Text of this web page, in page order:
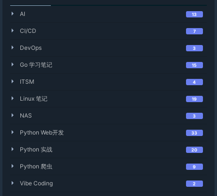
AI 13
CI/CD 7
DevOps 3
Go 学习笔记 15
ITSM 4
Linux 笔记 19
NAS 3
Python Web开发 33
Python 实战 20
Python 爬虫 9
Vibe Coding 2